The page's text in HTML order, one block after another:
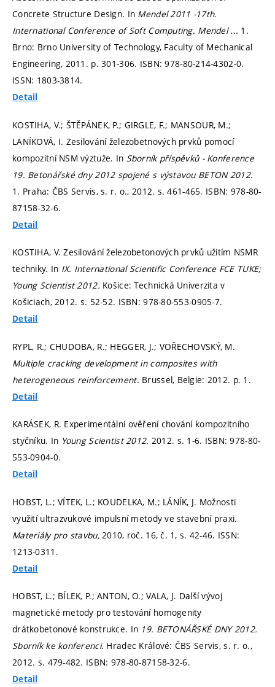
Concrete Structure Design. In Mendel 2011 -17th.
International Conference of Soft Computing. Mendel ... 1.
Brno: Brno University of Technology, Faculty of Mechanical
Engineering, 2011. p. 301-306. ISBN: 978-80-214-4302-0.
ISSN: 1803-3814.
Detail
KOSTIHA, V.; ŠTĚPÁNEK, P.; GIRGLE, F.; MANSOUR, M.;
LANÍKOVÁ, I. Zesilování železobetnových prvků pomocí
kompozitní NSM výztuže. In Sborník příspěvků - Konference
19. Betonářské dny 2012 spojené s výstavou BETON 2012.
1. Praha: ČBS Servis, s. r. o., 2012. s. 461-465. ISBN: 978-80-
87158-32-6.
Detail
KOSTIHA, V. Zesilování železobetonových prvků užitím NSMR
techniky. In IX. International Scientific Conference FCE TUKE;
Young Scientist 2012. Košice: Technická Univerzita v
Košiciach, 2012. s. 52-52. ISBN: 978-80-553-0905-7.
Detail
RYPL, R.; CHUDOBA, R.; HEGGER, J.; VOŘECHOVSKÝ, M.
Multiple cracking development in composites with
heterogeneous reinforcement. Brussel, Belgie: 2012. p. 1.
Detail
KARÁSEK, R. Experimentální ověření chování kompozitního
styčníku. In Young Scientist 2012. 2012. s. 1-6. ISBN: 978-80-
553-0904-0.
Detail
HOBST, L.; VÍTEK, L.; KOUDELKA, M.; LÁNÍK, J. Možnosti
využití ultrazvukové impulsní metody ve stavební praxi.
Materiály pro stavbu, 2010, roč. 16, č. 1,s. 42-46. ISSN:
1213-0311.
Detail
HOBST, L.; BÍLEK, P.; ANTON, O.; VALA, J. Další vývoj
magnetické metody pro testování homogenity
drátkobetonové konstrukce. In 19. BETONÁŘSKÉ DNY 2012.
Sborník ke konferenci. Hradec Králové: ČBS Servis, s. r. o.,
2012. s. 479-482. ISBN: 978-80-87158-32-6.
Detail